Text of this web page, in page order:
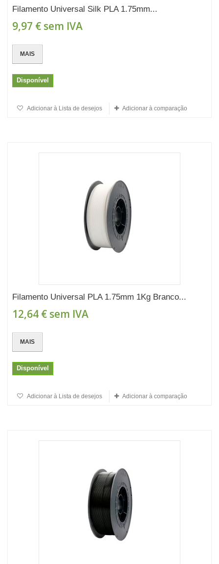
Filamento Universal Silk PLA 1.75mm...
9,97 € sem IVA
MAIS
Disponível
Adicionar à Lista de desejos Adicionar à comparação
Filamento Universal PLA 1.75mm 1Kg Branco...
12,64 € sem IVA
MAIS
Disponível
Adicionar à Lista de desejos Adicionar à comparação